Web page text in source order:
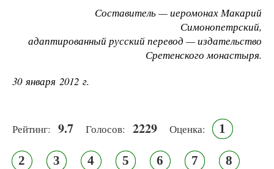
Составитель — иеромонах Макарий
Симонопетрский,
адаптированный русский перевод — издательство
Сретенского монастыря.
30 января 2012 г.
Рейтинг: 9.7 Голосов: 2229 Оценка: 1
2 3 4 5 6 7 8